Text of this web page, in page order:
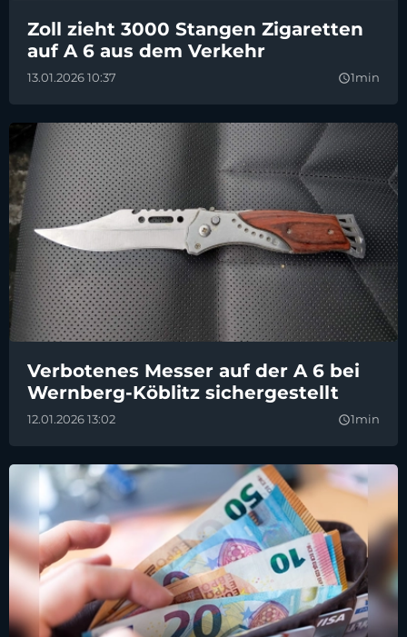
Zoll zieht 3000 Stangen Zigaretten
auf A 6 aus dem Verkehr
13.01.2026 10:37 query_builder1min
Verbotenes Messer auf der A 6 bei
Wernberg-Köblitz sichergestellt
12.01.2026 13:02 query_builder1min